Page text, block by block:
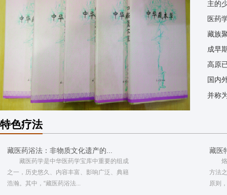
主的
医药
藏族
成早
高原
国内
并称
特色疗法
藏医药浴法：非物质文化遗产的...
藏医药学是中华医药学宝库中重要的组成
之一，历史悠久、内容丰富、影响广泛、典籍
浩瀚。其中，“藏医药浴法...
藏医
方法
原则